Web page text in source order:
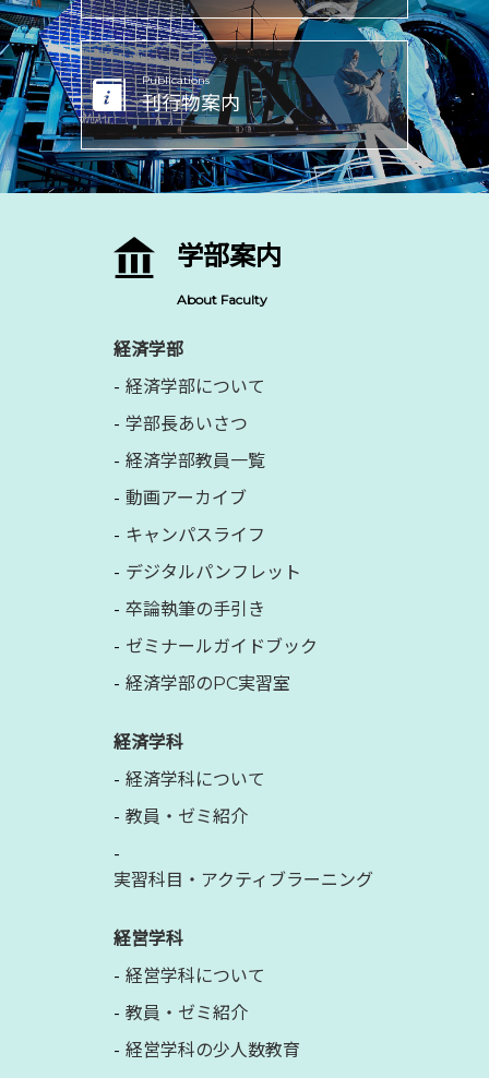
Publications
刊行物案内
学部案内
About Faculty
経済学部
経済学部について
学部長あいさつ
経済学部教員一覧
動画アーカイブ
キャンパスライフ
デジタルパンフレット
卒論執筆の手引き
ゼミナールガイドブック
経済学部のPC実習室
経済学科
経済学科について
教員・ゼミ紹介
実習科目・アクティブラーニング
経営学科
経営学科について
教員・ゼミ紹介
経営学科の少人数教育